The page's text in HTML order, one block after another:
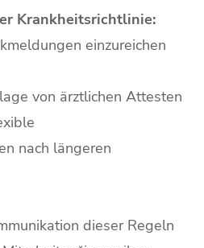
Krankheitsrichtlinie:
einzureichen
von ärztlichen Attesten
nach längeren
dieser Regeln